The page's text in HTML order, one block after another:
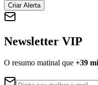
Criar Alerta
Newsletter VIP
O resumo matinal que +39